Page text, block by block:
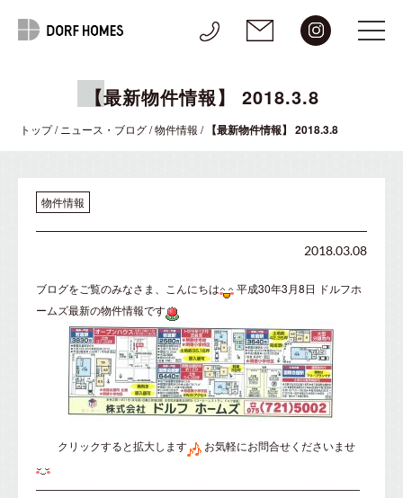
【最新物件情報】 2018.3.8
トップ/ ニュース・ブログ/物件情報 / 【最新物件情報】 2018.3.8
物件情報
2018.03.08
ブログをご覧のみなさま、こんにちは
平成30年3月8日 ドルフホ
ームズ最新の物件情報です
クリックすると拡大します お気軽にお問合せくださいませ
——————————————————————————————